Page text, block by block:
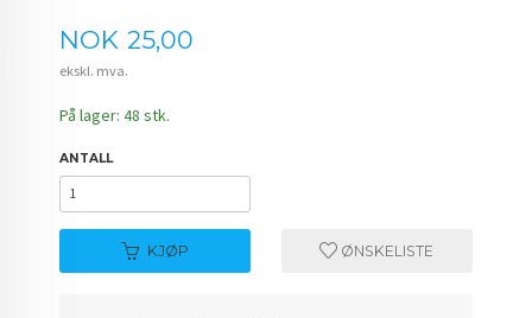
Pris
NOK 25,00
ekskl. mva.
På lager: 48 stk.
ANTALL
KJØP ØNSKELISTE